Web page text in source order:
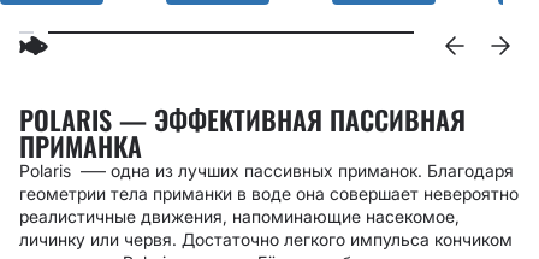
POLARIS — ЭФФЕКТИВНАЯ ПАССИВНАЯ
ПРИМАНКА
Polaris –— одна из лучших пассивных приманок. Благодаря
геометрии тела приманки в воде она совершает невероятно
реалистичные движения, напоминающие насекомое,
личинку или червя. Достаточно легкого импульса кончиком